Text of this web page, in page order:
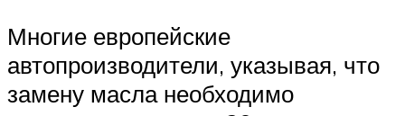
Многие европейские
автопроизводители, указывая, что
замену масла необходимо